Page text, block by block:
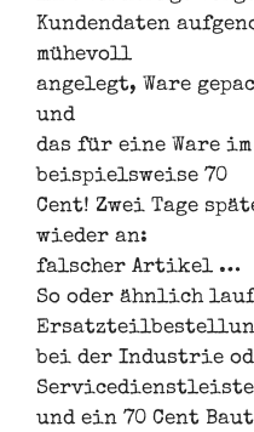
Kundendaten
mühevoll
angelegt, Ware
und
das für eine Ware
beispielsweise 70
Cent! Zwei Tage
wieder an:
falscher Artikel …
So oder ähnlich
bei der Industrie
und ein 70 Cent